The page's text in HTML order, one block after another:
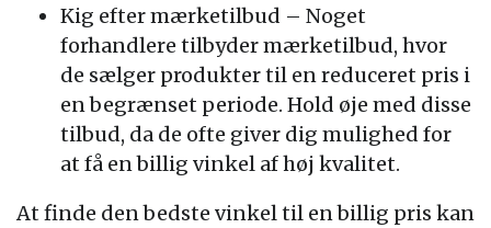
Kig efter mærketilbud – Noget
forhandlere tilbyder mærketilbud, hvor
de sælger produkter til en reduceret pris i
en begrænset periode. Hold øje med disse
tilbud, da de ofte giver dig mulighed for
at få en billig vinkel af høj kvalitet.
At finde den bedste vinkel til en billig pris kan